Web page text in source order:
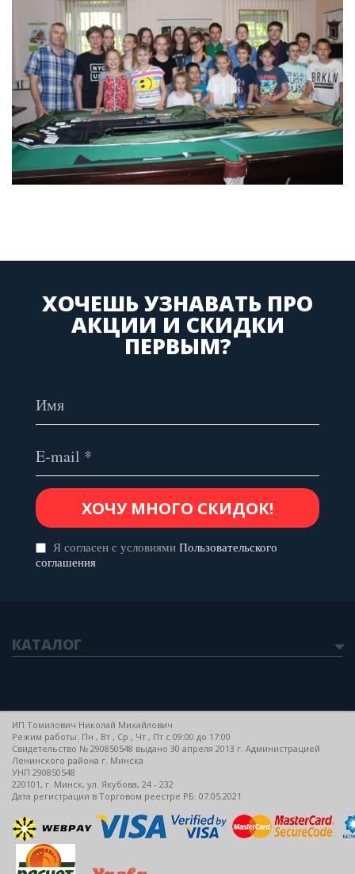
ХОЧЕШЬ УЗНАВАТЬ ПРО
АКЦИИ И СКИДКИ
ПЕРВЫМ?
Я согласен с условиями Пользовательского
соглашения
КАТАЛОГ
ИП Томилович Николай Михайлович
Режим работы: Пн , Вт , Ср , Чт , Пт c 09:00 до 17:00
Свидетельство № 290850548 выдано 30 апреля 2013 г. Администрацией
Ленинского района г. Минска
УНП 290850548
220101, г. Минск, ул. Якубова, 24 - 232
Дата регистрации в Торговом реестре РБ: 07.05.2021